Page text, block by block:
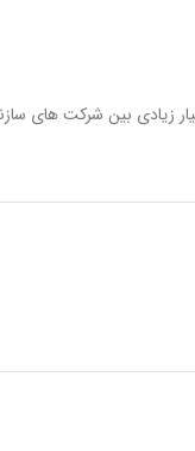
زیادی بین شرکت های